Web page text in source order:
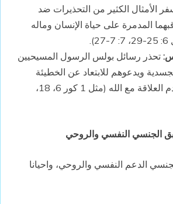
الأمثال الكثير من التحذيرات ضد
المدمرة على حياة الإنسان وماله
تحذر رسائل بولس الرسول المسيحيين
ويدعوهم للابتعاد عن الخطيئة
وتنجيس الجسد وهدم العلاقة مع الله (مثل 1 كور 6، 18،
الجنسي النفسي والروحي
الدعم النفسي والروحي، واحيانا